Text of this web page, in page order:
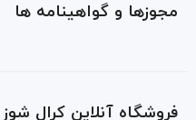
مجوزها و گواهینامه ها
فروشگاه آنلاین کرال شوز